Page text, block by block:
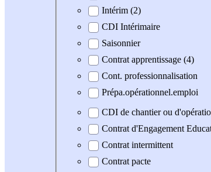
Intérim (2)
CDI Intérimaire
Saisonnier
Contrat apprentissage (4)
Cont. professionnalisation
Prépa.opérationnel.emploi
CDI de chantier ou
Contrat d'Engagement
Contrat intermittent
Contrat pacte